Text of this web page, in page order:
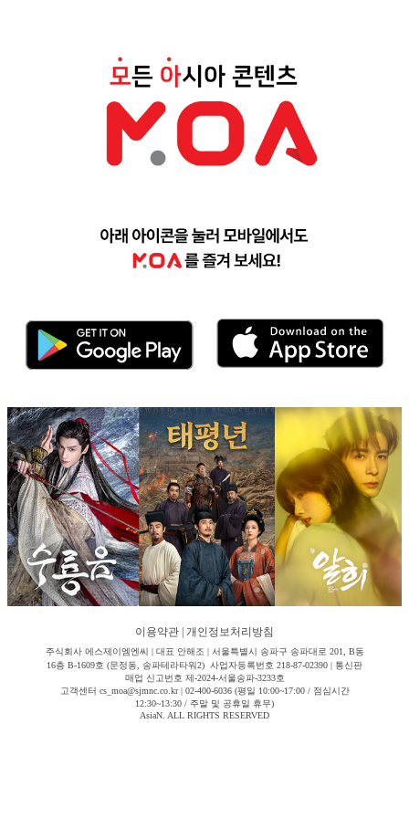
이용약관 개인정보처리방침
주식회사 에스제이엠엔씨 | 대표 안해조 | 서울특별시 송파구 송파대로 201, B동
16층 B-1609호 (문정동, 송파테라타워2) 사업자등록번호 218-87-02390 | 통신판
매업 신고번호 제-2024-서울송파-3233호
고객센터 cs_moa@sjmnc.co.kr | 02-400-6036 (평일 10:00~17:00 / 점심시간
12:30~13:30 / 주말 및 공휴일 휴무)
AsiaN. ALL RIGHTS RESERVED